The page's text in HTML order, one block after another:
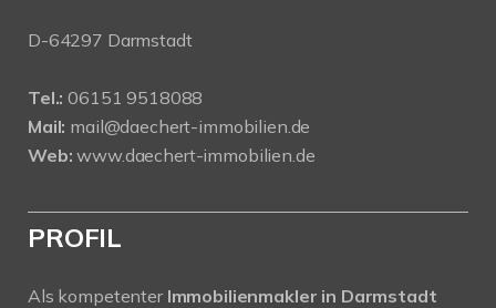
D-64297 Darmstadt
Tel.: 06151 9518088
Mail: mail@daechert-immobilien.de
Web: www.daechert-immobilien.de
PROFIL
Als kompetenter Immobilienmakler in Darmstadt